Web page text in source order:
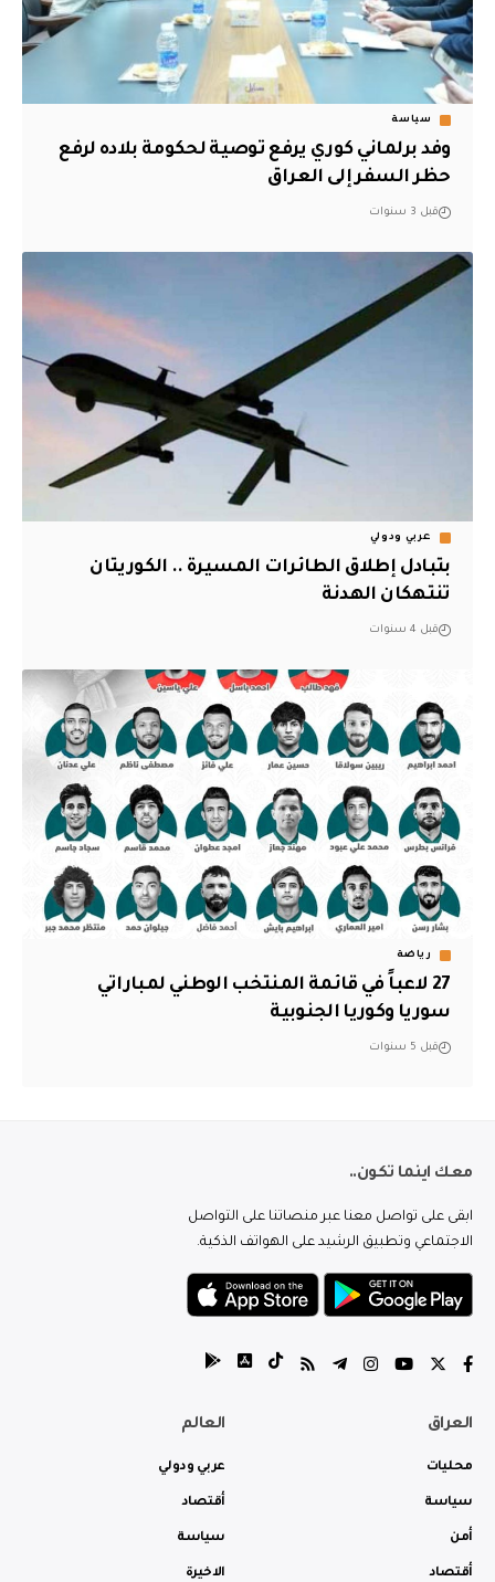
سياسة
وفد برلماني كوري يرفع توصية لحكومة بلاده لرفع
حظر السفر إلى العراق
قبل 3 سنوات
عربي ودولي
بتبادل إطلاق الطائرات المسيرة .. الكوريتان
تنتهكان الهدنة
قبل 4 سنوات
رياضة
27 لاعباً في قائمة المنتخب الوطني لمباراتي
سوريا وكوريا الجنوبية
قبل 5 سنوات
معك اينما تكون..
ابقى على تواصل معنا عبر منصاتنا على التواصل
الاجتماعي وتطبيق الرشيد على الهواتف الذكية.
العراق
محليات
سياسة
أمن
أقتصاد
العالم
عربي ودولي
أقتصاد
سياسة
الاخيرة